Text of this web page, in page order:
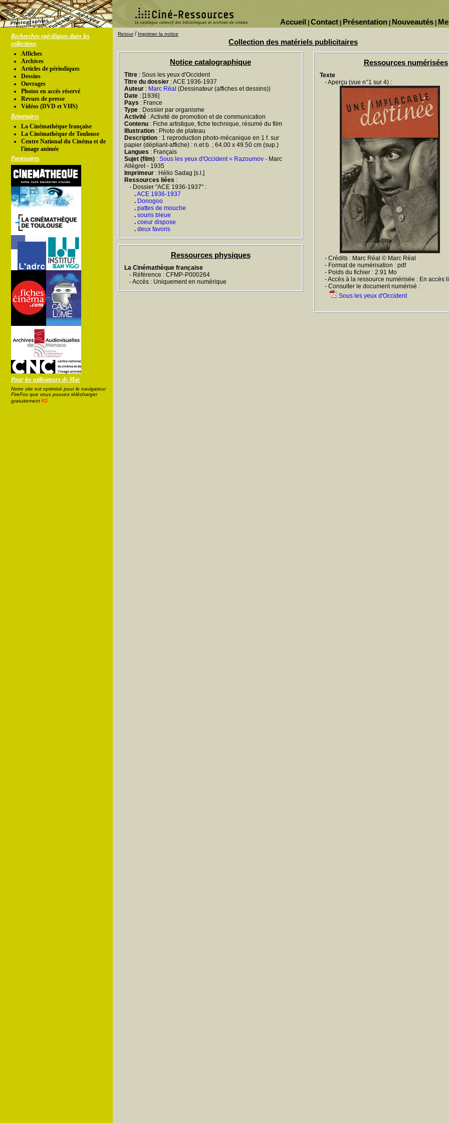
Nouveautés
Présentation
Contact
Accueil
Recherches spécifiques dans les
collections
Affiches
Archives
Articles de périodiques
Dessins
Ouvrages
Photos en accés réservé
Revues de presse
Vidéos (DVD et VHS)
Répertoires
La Cinémathèque française
La Cinémathèque de Toulouse
Centre National du Cinéma et de
l'image animée
Partenaires
Pour les utilisateurs de Mac
Notre site est optimisé pour le navigateur
FireFox que vous pouvez télécharger
gratuitement ici
Retour/ Imprimer la notice
Collection des matériels publicitaires
Notice catalographique
Titre : Sous les yeux d'Occident
Titre du dossier : ACE 1936-1937
Auteur : Marc Réal (Dessinateur (affiches et dessins))
Date : [1936]
Pays : France
Type : Dossier par organisme
Activité : Activité de promotion et de communication
Contenu : Fiche artistique, fiche technique, résumé du film
Illustration : Photo de plateau
Description : 1 reproduction photo-mécanique en 1 f. sur
papier (dépliant-affiche) : n.et b. ; 64.00 x 49.50 cm (sup.)
Langues : Français
Sujet (film) : Sous les yeux d'Occident = Razoumov - Marc
Allégret - 1935
Imprimeur : Hélio Sadag [s.l.]
Ressources liées :
- Dossier "ACE 1936-1937" :
.ACE 1936-1937
. Donogoo
. pattes de mouche
. souris bleue
. coeur dispose
. deux favoris
Ressources physiques
La Cinémathèque française
- Référence : CFMP-P000264
- Accès : Uniquement en numérique
Ressources numérisées
Texte
- Aperçu (vue n°1 sur 4) :
- Crédits : Marc Réal © Marc Réal
- Format de numérisation : pdf
- Poids du fichier : 2.91 Mo
- Accès à la ressource numérisée : En accès
- Consulter le document numérisé :
Sous les yeux d'Occident